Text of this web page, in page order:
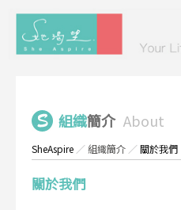
組織簡介 About
SheAspire ／組織簡介 ／關於我們
關於我們